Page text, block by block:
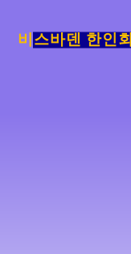
비스바덴 한인회